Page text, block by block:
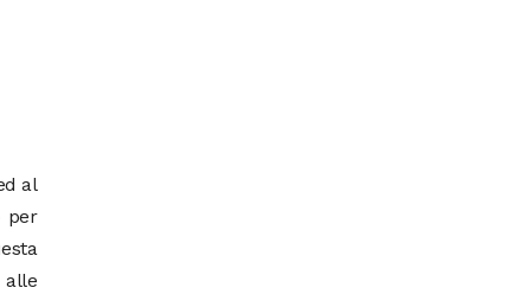
al
per
alle